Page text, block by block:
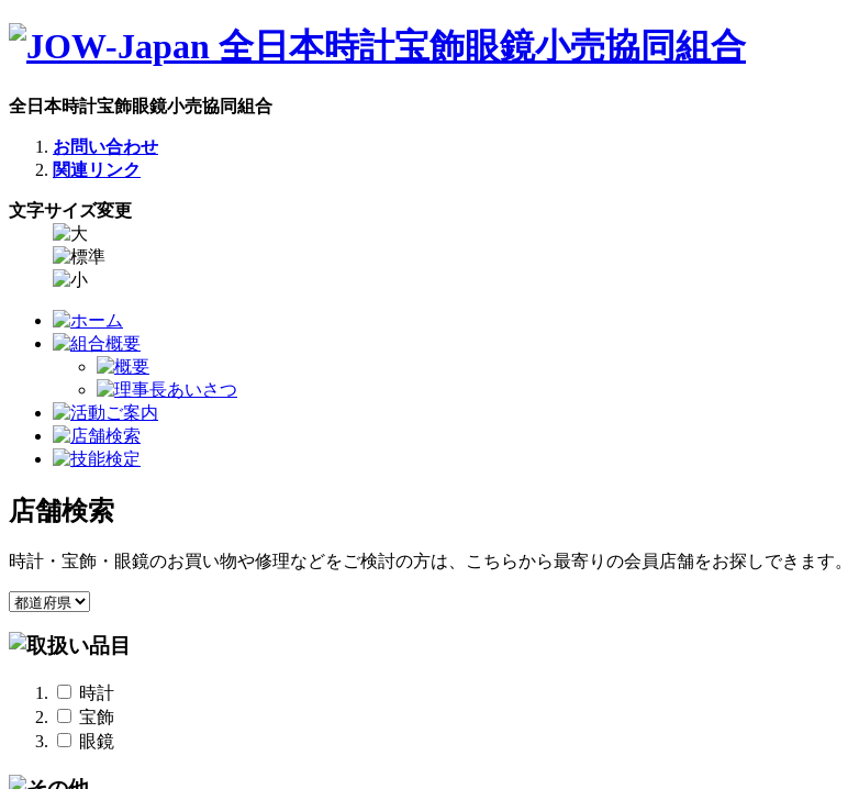
全日本時計宝飾眼鏡小売協同組合
お問い合わせ
関連リンク
文字サイズ変更
店舗検索
時計・宝飾・眼鏡のお買い物や修理などをご検討の方は、こちらから最寄りの会員店舗をお探しできます。
時計
宝飾
眼鏡